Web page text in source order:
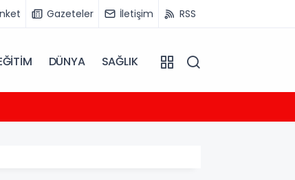
Gazeteler İletişim RSS
DÜNYA SAĞLIK